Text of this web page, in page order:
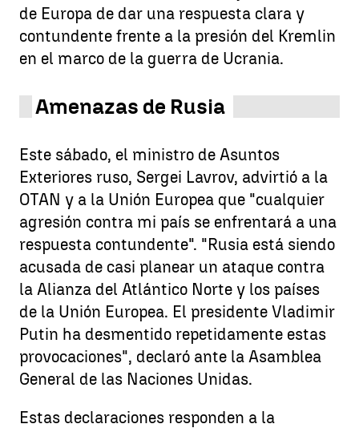
de Europa de dar una respuesta clara y
contundente frente a la presión del Kremlin
en el marco de la guerra de Ucrania.
Amenazas de Rusia
Este sábado, el ministro de Asuntos
Exteriores ruso, Sergei Lavrov, advirtió a la
OTAN y a la Unión Europea que "cualquier
agresión contra mi país se enfrentará a una
respuesta contundente". "Rusia está siendo
acusada de casi planear un ataque contra
la Alianza del Atlántico Norte y los países
de la Unión Europea. El presidente Vladimir
Putin ha desmentido repetidamente estas
provocaciones", declaró ante la Asamblea
General de las Naciones Unidas.
Estas declaraciones responden a la